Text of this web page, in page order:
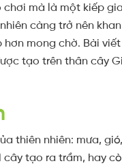
mà là một kiếp
càng trở nên
mong chờ. Bài viết
tạo trên thân cây
thiên nhiên: mưa,
tạo ra trầm, hay